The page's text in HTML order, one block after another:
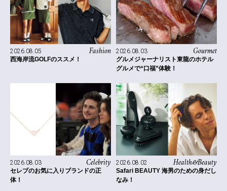
Fashion
2026.08.05
西海岸流GOLFのススメ！
Gourmet
2026.08.03
グルメジャーナリスト東龍のホテル
グルメで“口福”体験！
Celebrity
2026.08.03
セレブのお気に入りブランドの正
体！
Health&Beauty
2026.08.02
Safari BEAUTY 海男のための身だし
なみ！